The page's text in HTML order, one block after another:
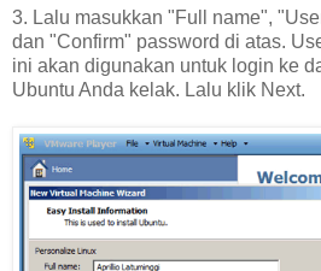
3. Lalu masukkan "Full name",
dan "Confirm" password di atas.
ini akan digunakan untuk login ke
Ubuntu Anda kelak. Lalu klik Next.